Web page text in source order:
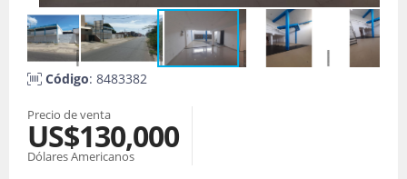
Código: 8483382
Precio de venta
US$130,000
Dólares Americanos